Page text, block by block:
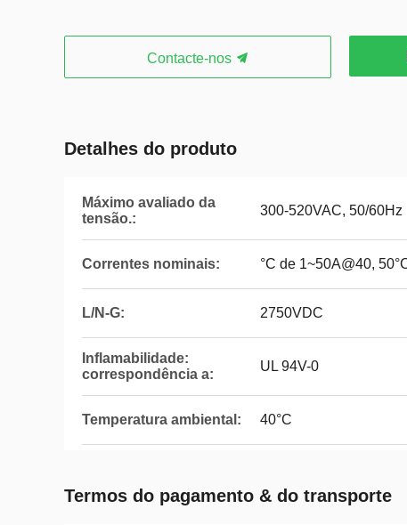
Contacte-nos
Detalhes do produto
Máximo avaliado da
tensão.:
300-520VAC, 50/60Hz
Correntes nominais: °C de 1~50A@40,
L/N-G: 2750VDC
Inflamabilidade:
correspondência a:
UL 94V-0
Temperatura ambiental: 40°C
Termos do pagamento & do transporte